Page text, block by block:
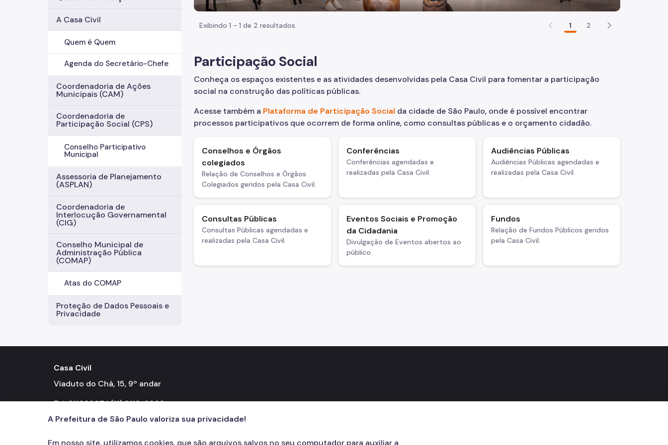
A Casa Civil
Quem é Quem
Agenda do Secretário-Chefe
Coordenadoria de Ações
Municipais (CAM)
Coordenadoria de
Participação Social (CPS)
Conselho Participativo
Municipal
Assessoria de Planejamento
(ASPLAN)
Coordenadoria de
Interlocução Governamental
(CIG)
Conselho Municipal de
Administração Pública
(COMAP)
Atas do COMAP
Proteção de Dados Pessoais e
Privacidade
Exibindo 1 - 1 de 2 resultados. 1 2
Participação Social
Conheça os espaços existentes e as atividades desenvolvidas pela Casa Civil para fomentar a participação
social na construção das políticas públicas.
Acesse também a Plataforma de Participação Social da cidade de São Paulo, onde é possível encontrar
processos participativos que ocorrem de forma online, como consultas públicas e o orçamento cidadão.
Conselhos e Órgãos
colegiados
Relação de Conselhos e Órgãos
Colegiados geridos pela Casa Civil.
Conferências
Conferências agendadas e
realizadas pela Casa Civil.
Audiências Públicas
Audiências Públicas agendadas e
realizadas pela Casa Civil.
Consultas Públicas
Consultas Públicas agendadas e
realizadas pela Casa Civil.
Eventos Sociais e Promoção
da Cidadania
Divulgação de Eventos abertos ao
público.
Fundos
Relação de Fundos Públicos geridos
pela Casa Civil.
Casa Civil
Viaduto do Chá, 15, 9º andar
Tel: 31138307 | (11) 3113-8308
A Prefeitura de São Paulo valoriza sua privacidade!
Em nosso site, utilizamos cookies, que são arquivos salvos no seu computador para auxiliar a